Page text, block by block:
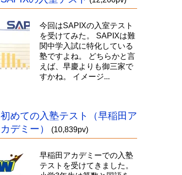
今回はSAPIXの入室テスト
を受けてみた。 SAPIXは難
関中学入試に特化している
塾ですよね。 どちらかと言
えば、早慶よりも御三家で
すかね。 イメージ...
初めての入塾テスト（早稲田ア
カデミー）
(10,839pv)
早稲田アカデミーでの入塾
テストを受けてきました。